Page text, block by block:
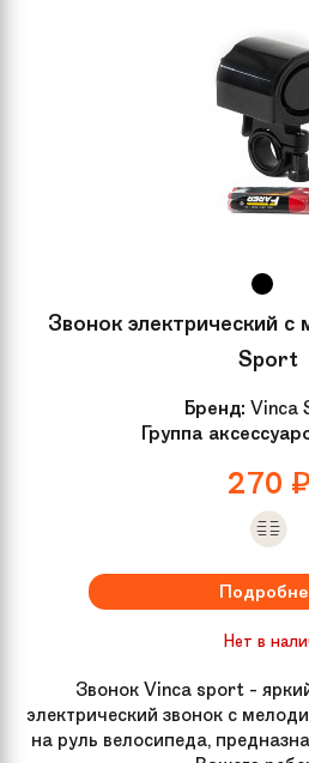
Звонок электрический
Sport
Бренд: Vinca
Группа
270 ₽
Нет в
Звонок Vinca sport -
электрический звонок с
на руль велосипеда,